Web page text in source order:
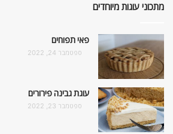
מתכוני עוגות מיוחדים
פאי תפוחים
ספטמבר 24, 2022
עוגת גבינה פירורים
ספטמבר 23, 2022